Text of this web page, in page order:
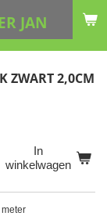
JAN
ZWART 2,0CM
In
winkelwagen
meter